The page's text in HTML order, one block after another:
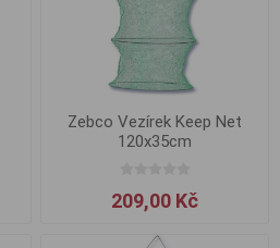
Zebco Vezírek Keep Net
120x35cm
209,00 Kč